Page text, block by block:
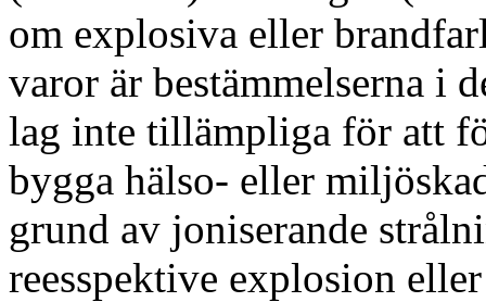
om explosiva eller
varor är bestämmelserna i
lag inte tillämpliga för att
bygga hälso- eller
grund av joniserande
reesspektive explosion